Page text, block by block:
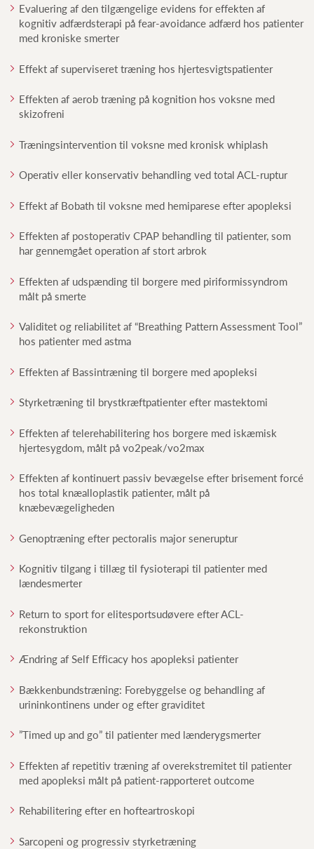
Evaluering af den tilgængelige evidens for effekten af
kognitiv adfærdsterapi på fear-avoidance adfærd hos patienter
med kroniske smerter
Effekt af superviseret træning hos hjertesvigtspatienter
Effekten af aerob træning på kognition hos voksne med
skizofreni
Træningsintervention til voksne med kronisk whiplash
Operativ eller konservativ behandling ved total ACL-ruptur
Effekt af Bobath til voksne med hemiparese efter apopleksi
Effekten af postoperativ CPAP behandling til patienter, som
har gennemgået operation af stort arbrok
Effekten af udspænding til borgere med piriformissyndrom
målt på smerte
Validitet og reliabilitet af “Breathing Pattern Assessment Tool”
hos patienter med astma
Effekten af Bassintræning til borgere med apopleksi
Styrketræning til brystkræftpatienter efter mastektomi
Effekten af telerehabilitering hos borgere med iskæmisk
hjertesygdom, målt på vo2peak/vo2max
Effekten af kontinuert passiv bevægelse efter brisement forcé
hos total knæalloplastik patienter, målt på
knæbevægeligheden
Genoptræning efter pectoralis major seneruptur
Kognitiv tilgang i tillæg til fysioterapi til patienter med
lændesmerter
Return to sport for elitesportsudøvere efter ACL-
rekonstruktion
Ændring af Self Efficacy hos apopleksi patienter
Bækkenbundstræning: Forebyggelse og behandling af
urininkontinens under og efter graviditet
”Timed up and go” til patienter med lænderygsmerter
Effekten af repetitiv træning af overekstremitet til patienter
med apopleksi målt på patient-rapporteret outcome
Rehabilitering efter en hofteartroskopi
Sarcopeni og progressiv styrketræning